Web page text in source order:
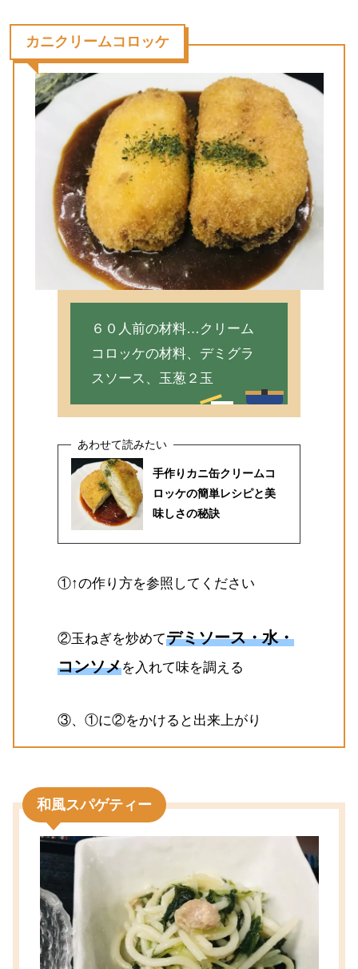
カニクリームコロッケ
６０人前の材料…クリーム
コロッケの材料、デミグラ
スソース、玉葱２玉
手作りカニ缶クリームコ
ロッケの簡単レシピと美
味しさの秘訣
①↑の作り方を参照してください
②玉ねぎを炒めてデミソース・水・
コンソメを入れて味を調える
③、①に②をかけると出来上がり
和風スパゲティー